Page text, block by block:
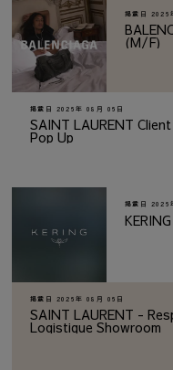
掲載日 2026
(M/F)
掲載日 2026年 08月 06日
SAINT LAURENT
Pop Up
掲載日 2026
掲載日 2026年 08月 06日
SAINT LAURENT -
Logistique Showroom